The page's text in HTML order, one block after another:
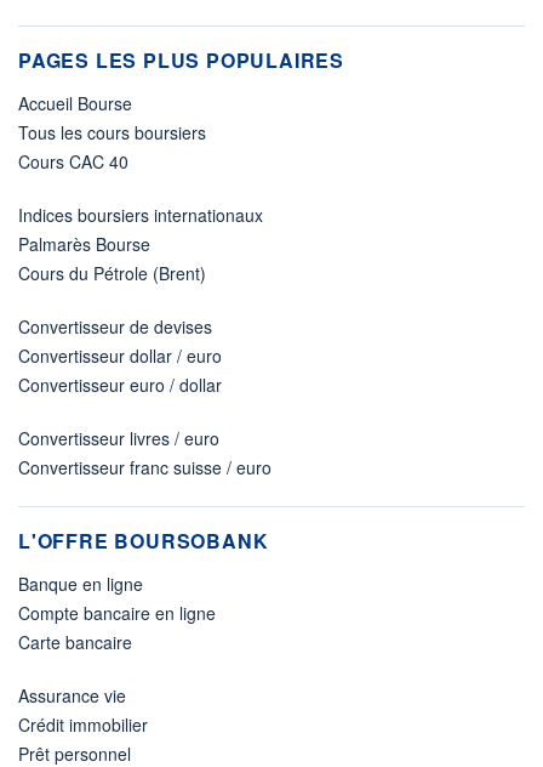
PAGES LES PLUS POPULAIRES
Accueil Bourse
Tous les cours boursiers
Cours CAC 40
Indices boursiers internationaux
Palmarès Bourse
Cours du Pétrole (Brent)
Convertisseur de devises
Convertisseur dollar / euro
Convertisseur euro / dollar
Convertisseur livres / euro
Convertisseur franc suisse / euro
L'OFFRE BOURSOBANK
Banque en ligne
Compte bancaire en ligne
Carte bancaire
Assurance vie
Crédit immobilier
Prêt personnel